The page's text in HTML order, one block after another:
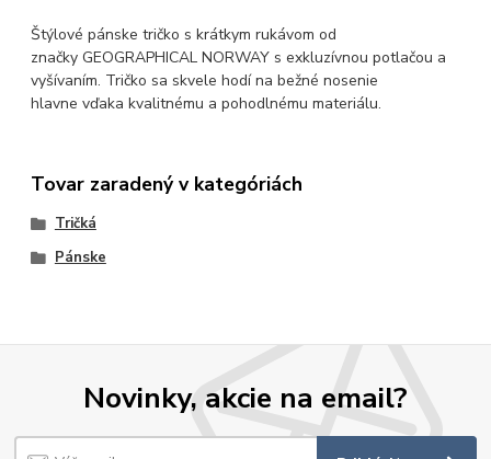
Štýlové pánske tričko s krátkym rukávom od
značky GEOGRAPHICAL NORWAY s exkluzívnou potlačou a
vyšívaním. Tričko sa skvele hodí na bežné nosenie
hlavne vďaka kvalitnému a pohodlnému materiálu.
Tovar zaradený v kategóriách
Tričká
Pánske
Novinky, akcie na email?